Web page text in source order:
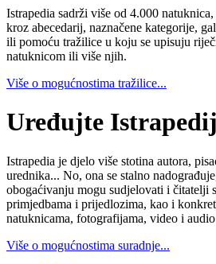
Istrapedia sadrži više od 4.000
kroz abecedarij, naznačene kategorije,
ili pomoću tražilice u koju se upisuju
natuknicom ili više njih.
Više o mogućnostima tražilice...
Uređujte
Istrapedia je djelo više stotina autora,
urednika... No, ona se stalno
obogaćivanju mogu sudjelovati i čitatelji
primjedbama i prijedlozima, kao i
natuknicama, fotografijama, video i
Više o mogućnostima suradnje...